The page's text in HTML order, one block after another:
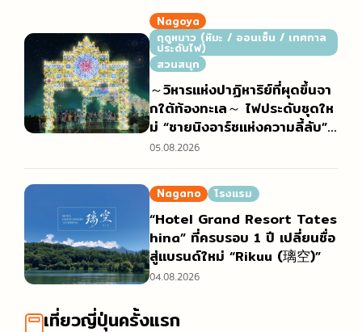
Nagoya
ฤดูหนาว (หิมะ / ออนเซ็น / เทศกาล
ประดับไฟ)
สวนสนุก
～วิหารแห่งปาฏิหาริย์ที่ผุดขึ้นจา
กใต้ท้องทะเล～ ไฟประดับชุดให
ม่ “ชายนิงอาร์ชแห่งความลี้ลับ”
(神秘のシャイニングアーチ)
05.08.2026
Nagano โรงแรม
“Hotel Grand Resort Tates
hina” ที่ครบรอบ 1 ปี เปลี่ยนชื่อ
สู่แบรนด์ใหม่ “Rikuu (璃空)”
04.08.2026
เที่ยวญี่ปุ่นครั้งแรก